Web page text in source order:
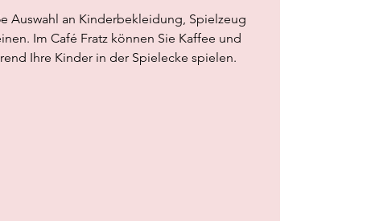
Auswahl an Kinderbekleidung, Spielzeug
Im Café Fratz können Sie Kaffee und
Ihre Kinder in der Spielecke spielen.